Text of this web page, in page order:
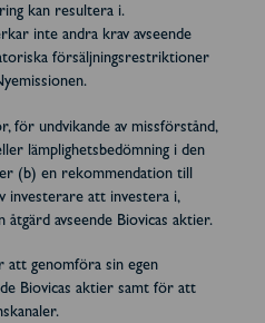
kan resultera i.
inte andra krav avseende
försäljningsrestriktioner
för undvikande av missförstånd,
lämplighetsbedömning i den
(b) en rekommendation till
investerare att investera i,
åtgärd avseende Biovicas aktier.
genomföra sin egen
Biovicas aktier samt för att